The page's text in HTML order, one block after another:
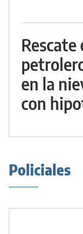
en la
con
Policiales